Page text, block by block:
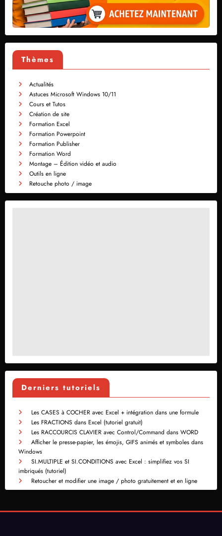
Thèmes
Actualités
Astuces Microsoft Windows 10/11
Cours et Tutos
Création de site
Formation Excel
Formation Powerpoint
Formation Publisher
Formation Word
Montage – Édition vidéo et audio
Outils en ligne
Retouche photo / image
Derniers tutoriels
Les CASES à COCHER avec Excel + intégration dans une formule
Les FRACTIONS dans Excel (tutoriel gratuit)
Les RACCOURCIS CLAVIER avec Control/Command dans WORD
Afficher le presse-papier, les émojis, GIFS animés et symboles dans
Windows
SI.MULTIPLE et SI.CONDITIONS avec Excel : simplifiez vos SI
imbriqués (tutoriel)
Retoucher et modifier une image / photo gratuitement et en ligne